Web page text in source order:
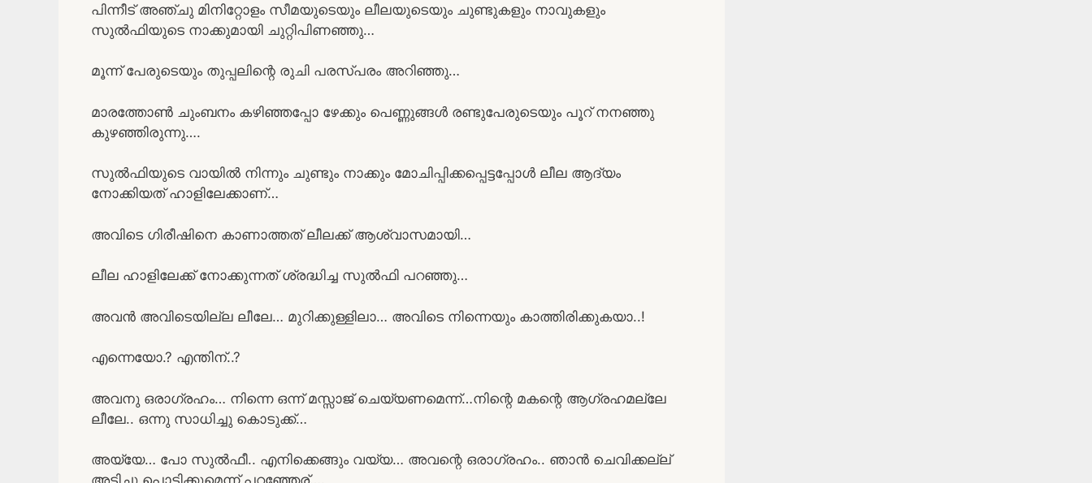
പിന്നീട് അഞ്ചു മിനിറ്റോളം സീമയുടെയും ലീലയുടെയും ചുണ്ടുകളും നാവുകളും
സുൽഫിയുടെ നാക്കുമായി ചുറ്റിപിണഞ്ഞു…
മൂന്ന് പേരുടെയും തുപ്പലിന്റെ രുചി പരസ്പരം അറിഞ്ഞു…
മാരത്തോൺ ചുംബനം കഴിഞ്ഞപ്പോ ഴേക്കും പെണ്ണുങ്ങൾ രണ്ടുപേരുടെയും പൂറ് നനഞ്ഞു
കുഴഞ്ഞിരുന്നു….
സുൽഫിയുടെ വായിൽ നിന്നും ചുണ്ടും നാക്കും മോചിപ്പിക്കപ്പെട്ടപ്പോൾ ലീല ആദ്യം
നോക്കിയത് ഹാളിലേക്കാണ്…
അവിടെ ഗിരീഷിനെ കാണാത്തത് ലീലക്ക് ആശ്വാസമായി…
ലീല ഹാളിലേക്ക് നോക്കുന്നത് ശ്രദ്ധിച്ച സുൽഫി പറഞ്ഞു…
അവൻ അവിടെയില്ല ലീലേ… മുറിക്കുള്ളിലാ… അവിടെ നിന്നെയും കാത്തിരിക്കുകയാ..!
എന്നെയോ.? എന്തിന്..?
അവനു ഒരാഗ്രഹം… നിന്നെ ഒന്ന് മസ്സാജ് ചെയ്യണമെന്ന്…നിന്റെ മകന്റെ ആഗ്രഹമല്ലേ
ലീലേ.. ഒന്നു സാധിച്ചു കൊടുക്ക്…
അയ്യേ… പോ സുൽഫീ.. എനിക്കെങ്ങും വയ്യ… അവന്റെ ഒരാഗ്രഹം.. ഞാൻ ചെവിക്കല്ല്